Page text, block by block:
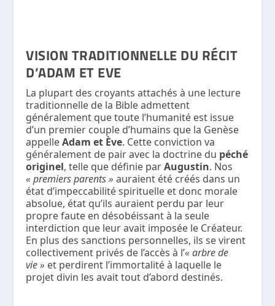
VISION TRADITIONNELLE DU RÉCIT
D’ADAM ET EVE
La plupart des croyants attachés à une lecture
traditionnelle de la Bible admettent
généralement que toute l’humanité est issue
d’un premier couple d’humains que la Genèse
appelleAdam et Ève. Cette conviction va
généralement de pair avec la doctrine du péché
originel, telle que définie parAugustin. Nos
« premiers parents » auraient été créés dans un
état d’impeccabilité spirituelle et donc morale
absolue, état qu’ils auraient perdu par leur
propre faute en désobéissant à la seule
interdiction que leur avait imposée le Créateur.
En plus des sanctions personnelles, ils se virent
collectivement privés de l’accès à l’« arbre de
vie » et perdirent l’immortalité à laquelle le
projet divin les avait tout d’abord destinés.